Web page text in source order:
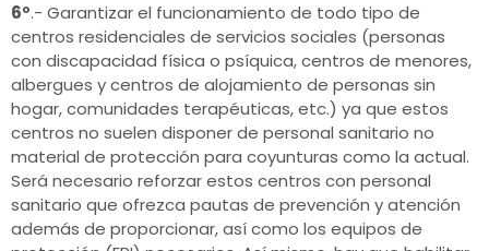
6º.- Garantizar el funcionamiento de todo tipo de
centros residenciales de servicios sociales (personas
con discapacidad física o psíquica, centros de menores,
albergues y centros de alojamiento de personas sin
hogar, comunidades terapéuticas, etc.) ya que estos
centros no suelen disponer de personal sanitario no
material de protección para coyunturas como la actual.
Será necesario reforzar estos centros con personal
sanitario que ofrezca pautas de prevención y atención
además de proporcionar, así como los equipos de